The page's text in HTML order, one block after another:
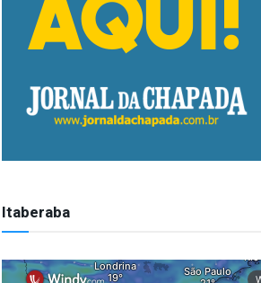
Itaberaba